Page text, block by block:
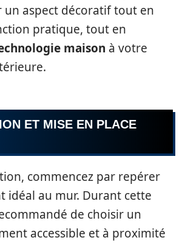
aspect décoratif tout en
pratique, tout en
maison à votre
ET MISE EN PLACE
commencez par repérer
idéal au mur. Durant cette
de choisir un
accessible et à proximité